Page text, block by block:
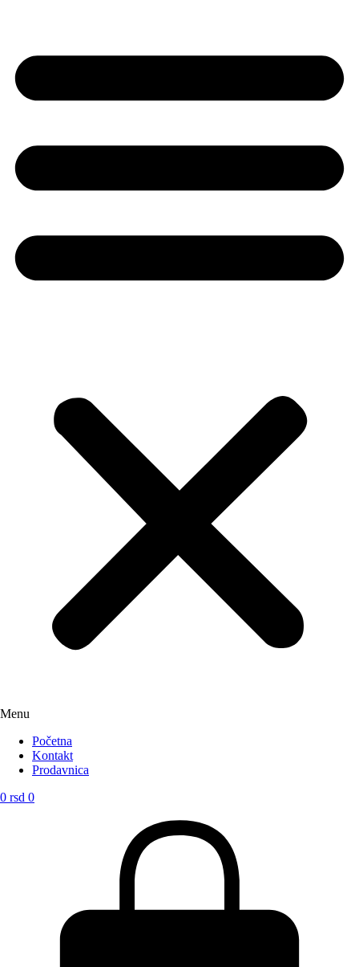
Menu
Početna
Kontakt
Prodavnica
0 rsd 0